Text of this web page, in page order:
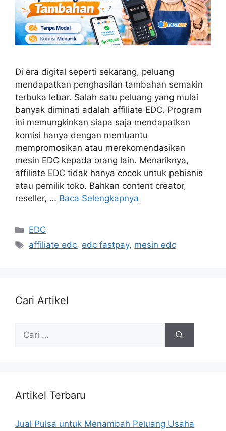
Di era digital seperti sekarang, peluang
mendapatkan penghasilan tambahan semakin
terbuka lebar. Salah satu peluang yang mulai
banyak diminati adalah affiliate EDC. Program
ini memungkinkan siapa saja mendapatkan
komisi hanya dengan membantu
mempromosikan atau merekomendasikan
mesin EDC kepada orang lain. Menariknya,
affiliate EDC tidak hanya cocok untuk pebisnis
atau pemilik toko. Bahkan content creator,
reseller, … Baca Selengkapnya
EDC
affiliate edc, edc fastpay, mesin edc
Cari Artikel
Artikel Terbaru
Jual Pulsa untuk Menambah Peluang Usaha